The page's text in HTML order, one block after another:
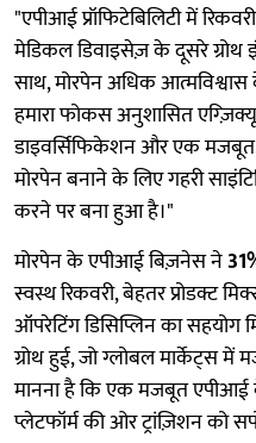
"एपीआई प्रॉफिटेबिलिटी में
मेडिकल डिवाइसेज़ के दूसरे
साथ, मोरपेन अधिक
हमारा फोकस अनुशासित
डाइवर्सिफिकेशन और एक
मोरपेन बनाने के लिए गहरी
करने पर बना हुआ है।"
मोरपेन के एपीआई बिज़नेस ने
स्वस्थ रिकवरी, बेहतर प्रोडक्ट
ऑपरेटिंग डिसिप्लिन का सहयोग
ग्रोथ हुई, जो ग्लोबल मार्केट्स में
मानना है कि एक मजबूत एपीआई
प्लेटफॉर्म की ओर ट्रांज़िशन को